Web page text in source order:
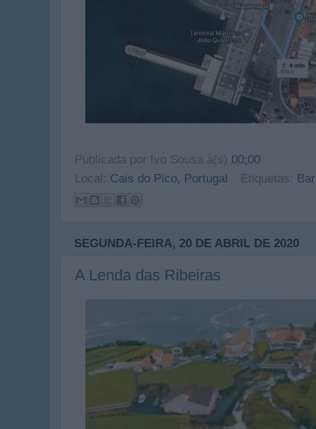
Publicada por Ivo Sousa à(s) 00:00
Local: Cais do Pico, Portugal Etiquetas:
SEGUNDA-FEIRA, 20 DE ABRIL DE 2020
A Lenda das Ribeiras